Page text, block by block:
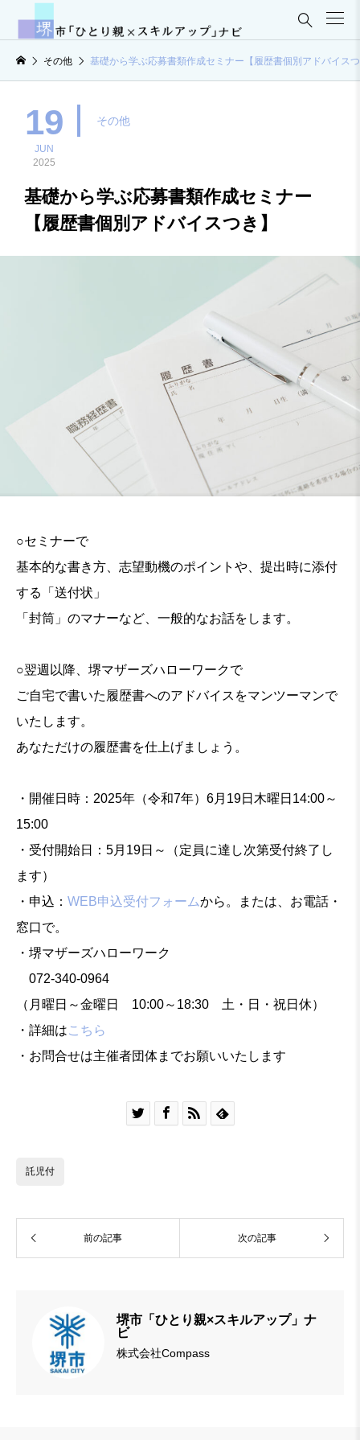

その他 基礎から学ぶ応募書類作成セミナー【履歴書個別アドバイス
19
JUN
2025
その他
基礎から学ぶ応募書類作成セミナー
【履歴書個別アドバイスつき】
○セミナーで
基本的な書き方、志望動機のポイントや、提出時に添付
する「送付状」
「封筒」のマナーなど、一般的なお話をします。
○翌週以降、堺マザーズハローワークで
ご自宅で書いた履歴書へのアドバイスをマンツーマンで
いたします。
あなただけの履歴書を仕上げましょう。
・開催日時：2025年（令和7年）6月19日木曜日14:00～
15:00
・受付開始日：5月19日～（定員に達し次第受付終了し
ます）
・申込： WEB申込受付フォームから。または、お電話・
窓口で。
・堺マザーズハローワーク
072-340-0964
（月曜日～金曜日 10:00～18:30 土・日・祝日休）
・詳細はこちら
・お問合せは主催者団体までお願いいたします
   
託児付
前の記事 次の記事
堺市「ひとり親×スキルアップ」ナ
ビ
株式会社Compass